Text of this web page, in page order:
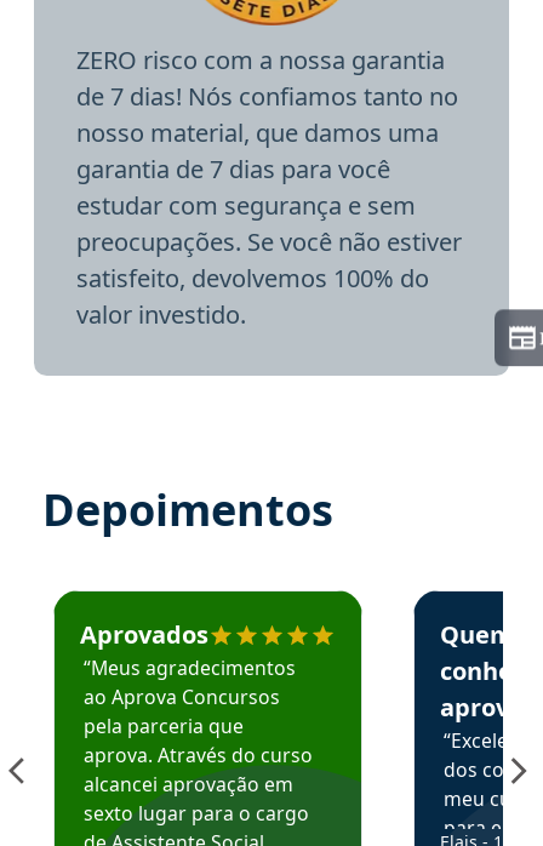
ZERO risco com a nossa garantia
de 7 dias! Nós confiamos tanto no
nosso material, que damos uma
garantia de 7 dias para você
estudar com segurança e sem
preocupações. Se você não estiver
satisfeito, devolvemos 100% do
valor investido.
Depoimentos
Estudante José recomenda o Aprova Concursos em
Aprovados
“Meus agradecimentos
ao Aprova Concursos
pela parceria que
aprova. Através do curso
alcancei aprovação em
sexto lugar para o cargo
Estudante
Quem
aprova
dos
meu
para